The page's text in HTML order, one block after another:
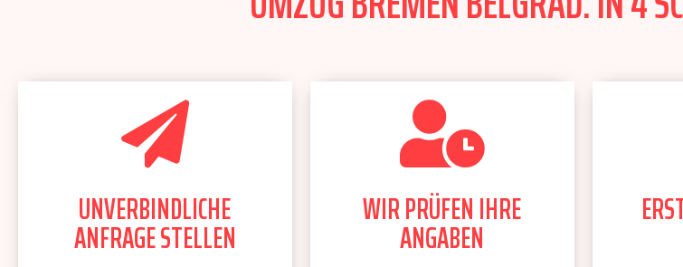
UNVERBINDLICHE
ANFRAGE STELLEN
WIR PRÜFEN IHRE
ANGABEN